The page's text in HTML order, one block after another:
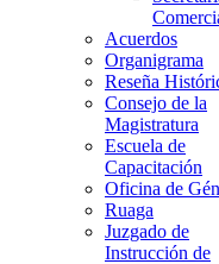
Acuerdos
Organigrama
Reseña
Consejo de la
Magistratura
Escuela de
Capacitación
Oficina de
Ruaga
Juzgado de
Instrucción de